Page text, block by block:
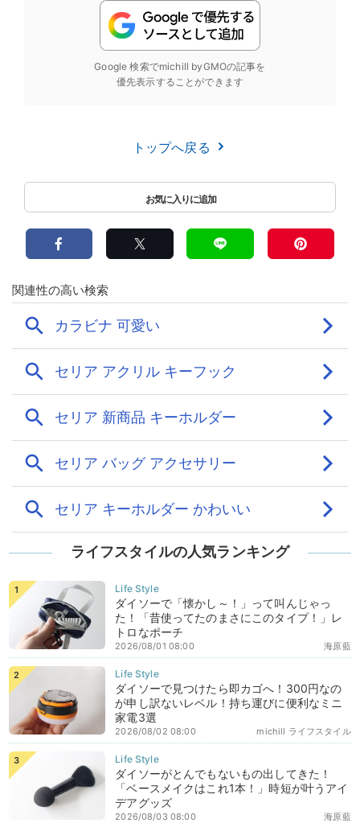
Google 検索でmichill byGMOの記事を
優先表示することができます
トップへ戻る
ライフスタイルの人気ランキング
ダイソーで「懐かし～！」って叫んじゃっ
た！「昔使ってたのまさにこのタイプ！」レ
トロなポーチ
海原藍
2026/08/01 08:00
ダイソーで見つけたら即カゴへ！300円なの
が申し訳ないレベル！持ち運びに便利なミニ
家電3選
michill ライフスタイル
2026/08/02 08:00
ダイソーがとんでもないもの出してきた！
「ベースメイクはこれ1本！」時短が叶うアイ
デアグッズ
海原藍
2026/08/03 08:00